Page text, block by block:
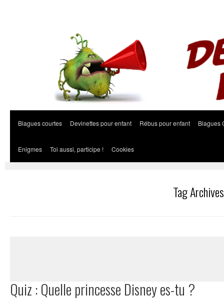
Blagues courtes Devinettes pour enfant Rébus pour enfant Blagues
Enigmes Toi aussi, participe ! Cookies
Tag
Quiz : Quelle princesse Disney es-tu ?